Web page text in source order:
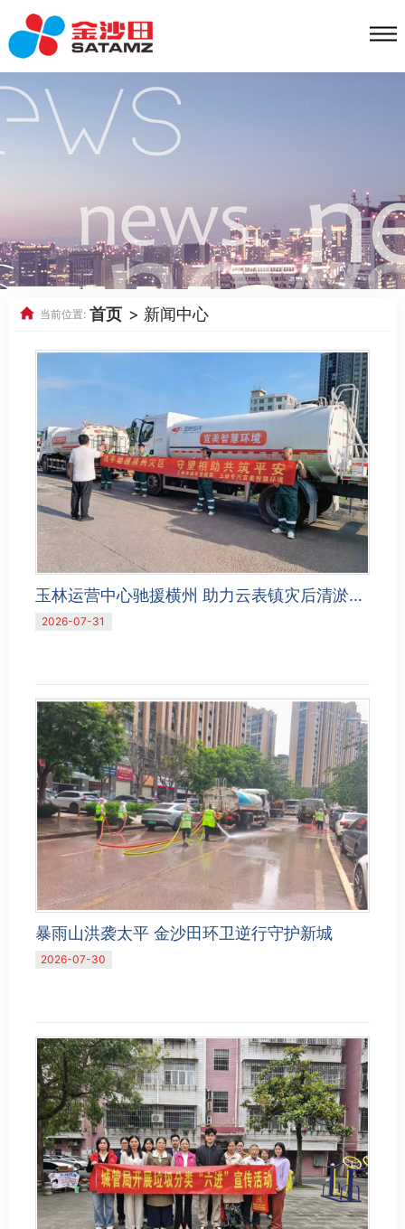
当前位置: 首页 > 新闻中心
玉林运营中心驰援横州 助力云表镇灾后清淤复洁
2026-07-31
暴雨山洪袭太平 金沙田环卫逆行守护新城
2026-07-30